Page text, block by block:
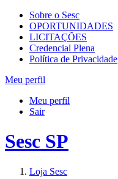
Sobre o Sesc
OPORTUNIDADES
LICITAÇÕES
Credencial Plena
Política de Privacidade
Meu perfil
Meu perfil
Sair
Sesc SP
Loja Sesc